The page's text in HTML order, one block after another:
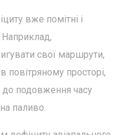
вже помітні і
свої маршрути,
повітряному просторі,
подовження часу
паливо.